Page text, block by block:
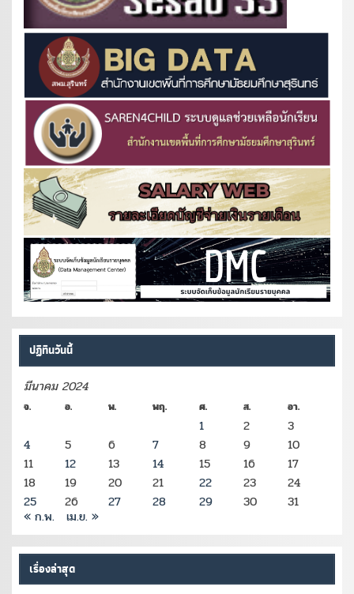
ปฏิทินวันนี้
มีนาคม 2024
จ. อ. พ. พฤ. ศ. ส. อา.
1 2
3
4
5 6 7 8 9
10
11
12 13 14 15 16
17
18
19 20 21 22 23
24
25
26 27 28 29 30 31
« ก.พ. เม.ย. »
เรื่องล่าสุด